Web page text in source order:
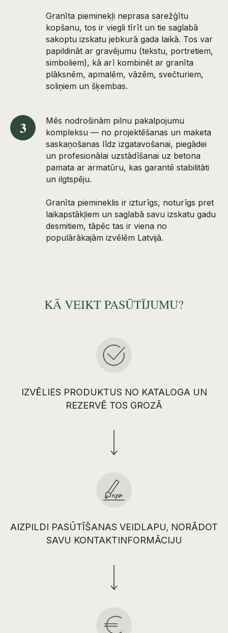
Granīta pieminekļi neprasa sarežģītu
kopšanu, tos ir viegli tīrīt un tie saglabā
sakoptu izskatu jebkurā gada laikā. Tos var
papildināt ar gravējumu (tekstu, portretiem,
simboliem), kā arī kombinēt ar granīta
plāksnēm, apmalēm, vāzēm, svečturiem,
soliņiem un šķembas.
3
Mēs nodrošinām pilnu pakalpojumu
kompleksu — no projektēšanas un maketa
saskaņošanas līdz izgatavošanai, piegādei
un profesionālai uzstādīšanai uz betona
pamata ar armatūru, kas garantē stabilitāti
un ilgtspēju.
Granīta piemineklis ir izturīgs, noturīgs pret
laikapstākļiem un saglabā savu izskatu gadu
desmitiem, tāpēc tas ir viena no
populārākajām izvēlēm Latvijā.
KĀ VEIKT PASŪTĪJUMU?
IZVĒLIES PRODUKTUS NO KATALOGA UN
REZERVĒ TOS GROZĀ
AIZPILDI PASŪTĪŠANAS VEIDLAPU, NORĀDOT
SAVU KONTAKTINFORMĀCIJU